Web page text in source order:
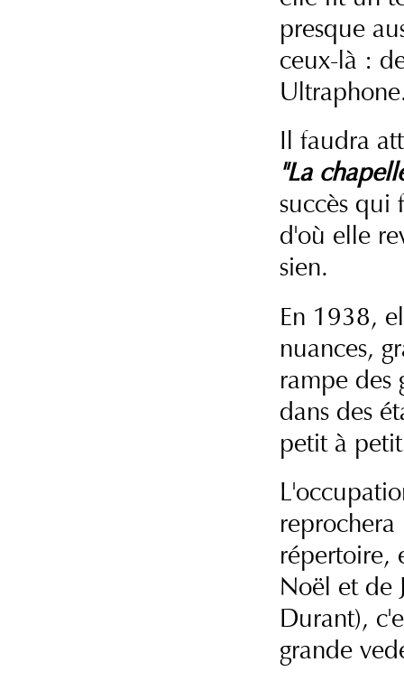
presque
ceux-là :
Il faudra
"La
succès qui
d'où elle
sien.
En 1938,
nuances,
rampe des
dans des
petit à
Noël et de
Durant),
grande